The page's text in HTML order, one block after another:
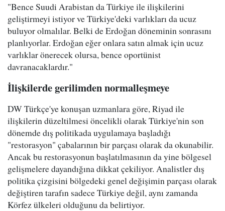
"Bence Suudi Arabistan da Türkiye ile ilişkilerini
geliştirmeyi istiyor ve Türkiye'deki varlıkları da ucuz
buluyor olmalılar. Belki de Erdoğan döneminin sonrasını
planlıyorlar. Erdoğan eğer onlara satın almak için ucuz
varlıklar önerecek olursa, bence oportünist
davranacaklardır."
İlişkilerde gerilimden normalleşmeye
DW Türkçe'ye konuşan uzmanlara göre, Riyad ile
ilişkilerin düzeltilmesi öncelikli olarak Türkiye'nin son
dönemde dış politikada uygulamaya başladığı
"restorasyon" çabalarının bir parçası olarak da okunabilir.
Ancak bu restorasyonun başlatılmasının da yine bölgesel
gelişmelere dayandığına dikkat çekiliyor. Analistler dış
politika çizgisini bölgedeki genel değişimin parçası olarak
değiştiren tarafın sadece Türkiye değil, aynı zamanda
Körfez ülkeleri olduğunu da belirtiyor.